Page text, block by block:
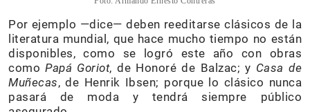
Por ejemplo —dice— deben reeditarse clásicos de la
literatura mundial, que hace mucho tiempo no están
disponibles, como se logró este año con obras
comoPapá Goriot, de Honoré de Balzac; y Casa de
Muñecas, de Henrik Ibsen; porque lo clásico nunca
pasará de moda y tendrá siempre público